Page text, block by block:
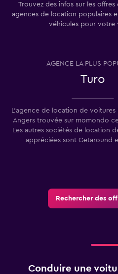
Trouvez des infos sur les
agences de location populaires
véhicules pour votre
AGENCE LA PLUS
Turo
L'agence de location de voitures
Angers trouvée sur momondo
Les autres sociétés de location
appréciées sont Getaround
Rechercher des
Conduire une